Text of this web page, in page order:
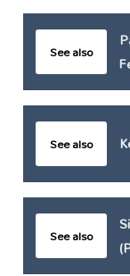
See also
See also
See also